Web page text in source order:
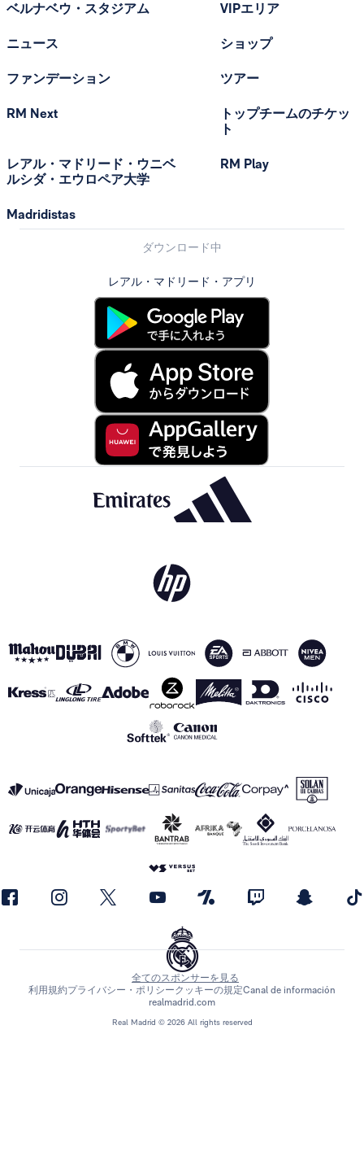
ベルナベウ・スタジアム
ニュース
ファンデーション
RM Next
レアル・マドリード・ウニベ
ルシダ・エウロペア大学
Madridistas
VIPエリア
ショップ
ツアー
トップチームのチケッ
ト
RM Play
ダウンロード中
レアル・マドリード・アプリ
Real Madrid © 2026 All rights reserved
全てのスポンサーを見る
利用規約プライバシー・ポリシークッキーの規定Canal de información
realmadrid.com